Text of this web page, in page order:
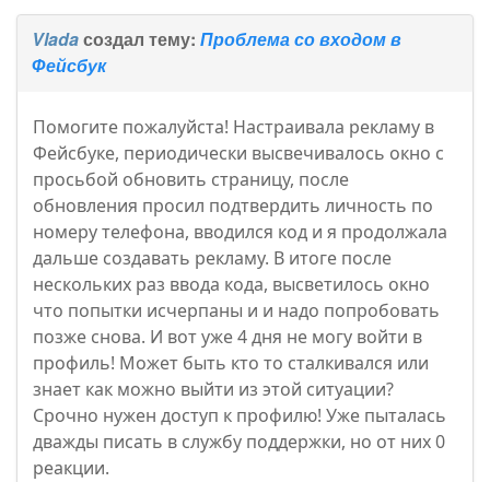
Vladaсоздал тему: Проблема со входом в
Фейсбук
Помогите пожалуйста! Настраивала рекламу в
Фейсбуке, периодически высвечивалось окно с
просьбой обновить страницу, после
обновления просил подтвердить личность по
номеру телефона, вводился код и я продолжала
дальше создавать рекламу. В итоге после
нескольких раз ввода кода, высветилось окно
что попытки исчерпаны и и надо попробовать
позже снова. И вот уже 4 дня не могу войти в
профиль! Может быть кто то сталкивался или
знает как можно выйти из этой ситуации?
Срочно нужен доступ к профилю! Уже пыталась
дважды писать в службу поддержки, но от них 0
реакции.